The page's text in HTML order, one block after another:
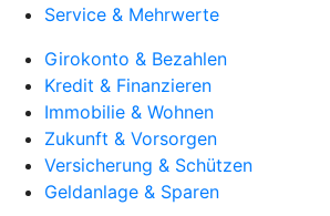
Service & Mehrwerte
Girokonto & Bezahlen
Kredit & Finanzieren
Immobilie & Wohnen
Zukunft & Vorsorgen
Versicherung & Schützen
Geldanlage & Sparen